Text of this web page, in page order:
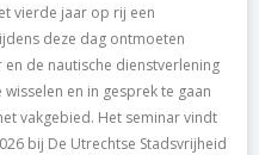
vierde jaar op rij een
deze dag ontmoeten
de nautische dienstverlening
en in gesprek te gaan
vakgebied. Het seminar vindt
bij De Utrechtse Stadsvrijheid